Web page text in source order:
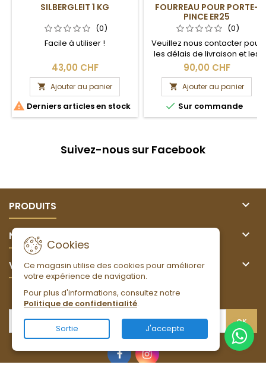
SILBERGLEIT 1 KG
(0)
Facile à utiliser !
43,00 CHF
 Ajouter au panier
 Derniers articles en stock
FOURREAU POUR PORTE-
PINCE ER25
(0)
Veuillez nous contacter pour
les délais de livraison et les
frais de port.
90,00 CHF
 Ajouter au panier
 Sur commande
Suivez-nous sur Facebook
PRODUITS 
NOTRE SOCIÉTÉ 
VOTRE COMPTE 
Cookies
Ce magasin utilise des cookies pour améliorer
votre expérience de navigation.
Pour plus d'informations, consultez notre
Politique de confidentialité.
Sortie J'accepte
LETTRE D'INFORMATIONS
FacebookInstagram